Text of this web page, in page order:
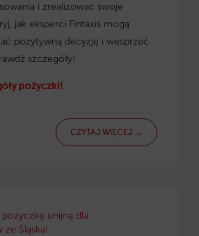
i zrealizować swoje
jak eksperci Fintaxis mogą
pozytywną decyzję i wesprzeć
szczegóły!
pożyczki!
CZYTAJ WIĘCEJ →
pożyczkę unijną dla
Śląska!